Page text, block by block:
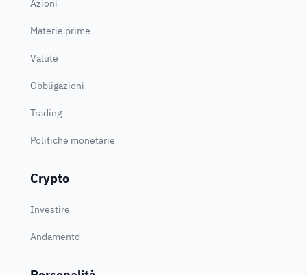
Azioni
Materie prime
Valute
Obbligazioni
Trading
Politiche monetarie
Crypto
Investire
Andamento